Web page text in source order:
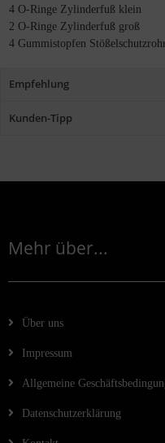
4 O-Ringe Zylinderfuß klein
2 O-Ringe Zylinderfuß groß
4 Gummistopfen
Empfehlung
Kunden-Tipp
Mehr über...
Über uns
Impressum
Allgemeine
Datenschutzerklärung